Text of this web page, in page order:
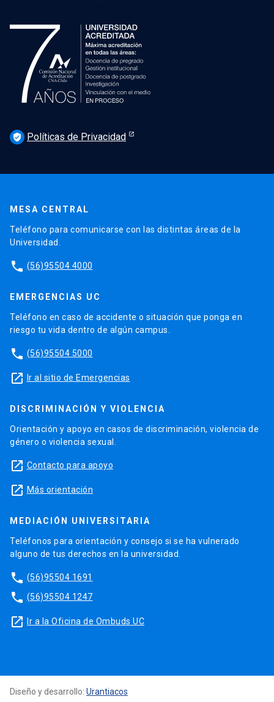
verified_user Políticas de Privacidad
MESA CENTRAL
Teléfono para comunicarse con las distintas áreas de la
Universidad.
phone (56)95504 4000
EMERGENCIAS UC
Teléfono en caso de accidente o situación que ponga en
riesgo tu vida dentro de algún campus.
phone (56)95504 5000
launch Ir al sitio de Emergencias
DISCRIMINACIÓN Y VIOLENCIA
Orientación y apoyo en casos de discriminación, violencia de
género o violencia sexual.
launch Contacto para apoyo
launch Más orientación
MEDIACIÓN UNIVERSITARIA
Teléfonos para orientación y consejo si se ha vulnerado
alguno de tus derechos en la universidad.
phone (56)95504 1691
phone (56)95504 1247
launch Ir a la Oficina de Ombuds UC
Diseño y desarrollo: Urantiacos